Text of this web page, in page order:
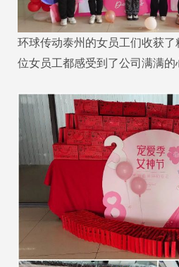
环球传动泰州的女员工们收获
位女员工都感受到了公司满满的